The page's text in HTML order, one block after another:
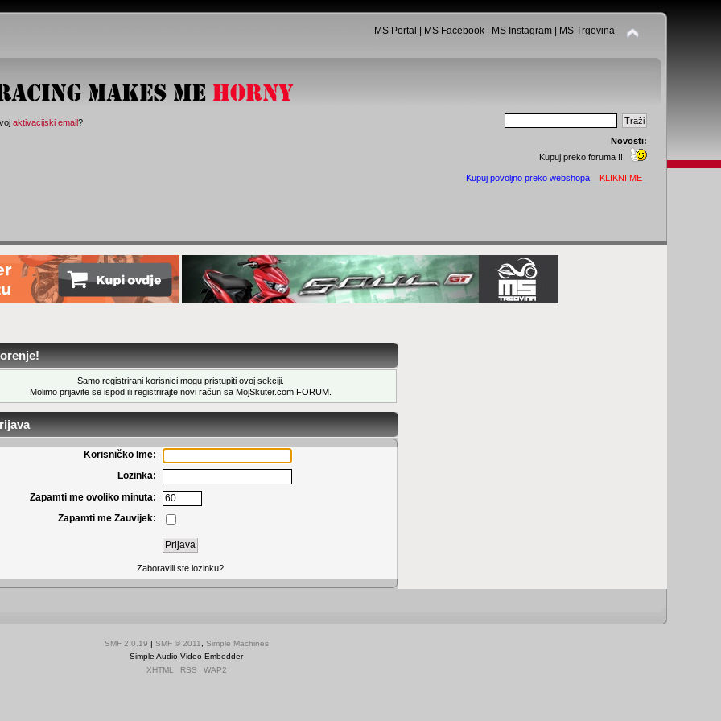
MS Portal MS Facebook| MS Instagram| MS Trgovina
aktivacijski email?
Novosti:
Kupuj preko foruma !!
Kupuj povoljno preko webshopa KLIKNI ME
Samo registrirani korisnici mogu pristupiti ovoj sekciji.
Molimo prijavite se ispod ili registrirajte novi računsa MojSkuter.com FORUM.
Korisničko Ime:
Lozinka:
Zapamti me ovoliko minuta:
Zapamti me Zauvijek:
Zaboravili ste lozinku?
SMF 2.0.19 | SMF © 2011
Simple Machines
Simple Audio Video Embedder
XHTML
RSS WAP2